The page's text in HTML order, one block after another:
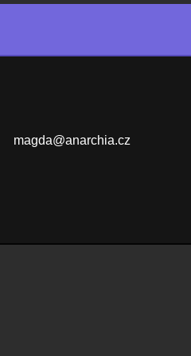
magda@anarchia.cz